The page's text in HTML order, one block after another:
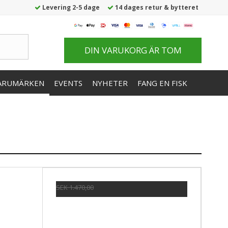
Levering 2-5 dage 14 dages retur & bytteret
DIN VARUKORG ÄR TOM
EVENTS NYHETER FANG EN FISK
SEK 1.470,00